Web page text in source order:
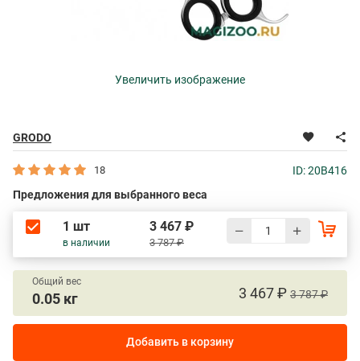
GRODO
Увеличить изображение
18
ID: 20B416
Предложения для выбранного веса
1 шт
в наличии
3 467 ₽
3 787 ₽
Общий вес
0.05 кг 3 467 ₽ 3 787 ₽
Добавить в корзину